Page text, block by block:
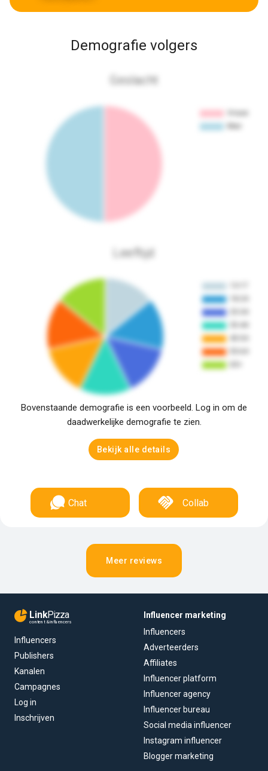
Demografie volgers
Geslacht
Leeftijd
Bovenstaande demografie is een voorbeeld. Log in om de
daadwerkelijke demografie te zien.
Bekijk alle details
Chat Collab
Meer reviews
LinkPizza
content & influencers
Influencers
Publishers
Kanalen
Campagnes
Log in
Inschrijven
Influencer marketing
Influencers
Adverteerders
Affiliates
Influencer platform
Influencer agency
Influencer bureau
Social media influencer
Instagram influencer
Blogger marketing